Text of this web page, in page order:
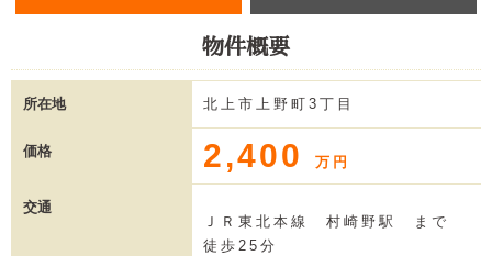
物件概要
所在地 北上市上野町3丁目
価格 2,400 万円
交通
ＪＲ東北本線 村崎野駅 まで
徒歩25分